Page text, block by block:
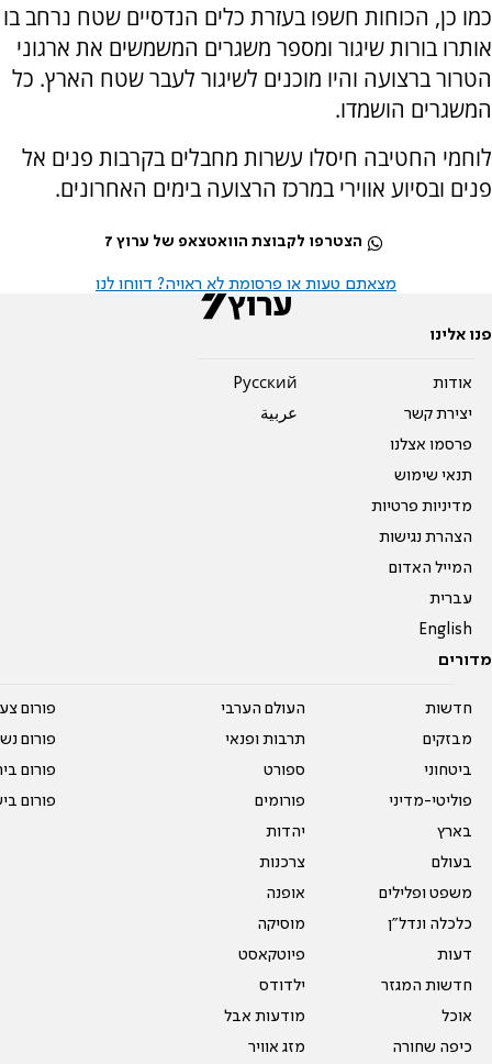
כמו כן, הכוחות חשפו בעזרת כלים הנדסיים שטח נרחב בו
אותרו בורות שיגור ומספר משגרים המשמשים את ארגוני
הטרור ברצועה והיו מוכנים לשיגור לעבר שטח הארץ. כל
המשגרים הושמדו.
לוחמי החטיבה חיסלו עשרות מחבלים בקרבות פנים אל
פנים ובסיוע אווירי במרכז הרצועה בימים האחרונים.
הצטרפו לקבוצת הוואטצאפ של ערוץ 7
מצאתם טעות או פרסומת לא ראויה? דווחו לנו
פנו אלינו
אודות
יצירת קשר
פרסמו אצלנו
תנאי שימוש
מדיניות פרטיות
הצהרת נגישות
המייל האדום
עברית
English
Pусский
عربية
מדורים
חדשות
מבזקים
ביטחוני
פוליטי-מדיני
בארץ
בעולם
משפט ופלילים
כלכלה ונדל"ן
דעות
חדשות המגזר
אוכל
כיפה שחורה
העולם הערבי
תרבות ופנאי
ספורט
פורומים
יהדות
צרכנות
אופנה
מוסיקה
פיוטקאסט
ילדודס
מודעות אבל
מזג אוויר
פורום
פורום
פורום
פורום